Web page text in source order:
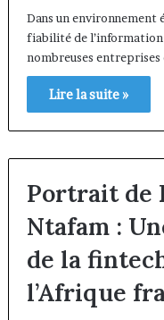
Dans un environnement
fiabilité de l’information
nombreuses
Lire la suite »
Portrait de
Ntafam :
de la
l’Afrique